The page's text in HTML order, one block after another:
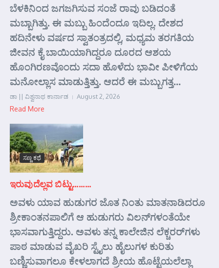
ಬೆಳಕಿನಿಂದ ಜಗಜಗಿಸುವ ಸಂಜೆ ರಾವು ಬಡಿದಂತೆ
ಮಬ್ಬಾಗಿತ್ತು. ಈ ಮಬ್ಬು ಹಿಂದೆಂದೂ ಇದಿಲ್ಲ. ದೇಶದ
ಹದಿನೇಳು ವರ್ಷದ ಸ್ವಾತಂತ್ರದಲ್ಲಿ, ಮಧ್ಯಮ ತರಗತಿಯ
ಜೀವನ ಕೈ ಬಾಯಿಯಾಗಿದ್ದರೂ ದೂರದ ಆಶಯ
ಹೊಂಗಿರಣವೊಂದು ಸದಾ ಹೊಳೆದು ಭಾವೀ ಪೀಳಿಗೆಯ
ಮನೋಲ್ಲಾಸ ಮಾಡುತ್ತಿತ್ತು. ಆದರೆ ಈ ಮಬ್ಬುಗತ್ತ...
ಡಾ || ವಿಶ್ವನಾಥ ಕಾರ್ನಾಡ August 2, 2026
Read More
ಸಣ್ಣ ಕಥೆ
ಇರುವುದೆಲ್ಲವ ಬಿಟ್ಟು………
ಅವಳು ಯಾವ ಹುಡುಗರ ಜೊತ ನಿಂತು ಮಾತನಾಡಿದರೂ
ಶ್ರೀಕಾಂತನಪಾಲಿಗೆ ಆ ಹುಡುಗರು ವಿಲನ್‌ಗಳಂತೆಯೇ
ಭಾಸವಾಗುತ್ತಿದ್ದರು. ಅವಳು ತನ್ನ ಕಾಲೇಜಿನ ಲೆಕ್ಚರರ್‌ಗಳು
ಪಾಠ ಮಾಡುವ ವೈಖರಿ ಸ್ಟೈಲು ಹೈಲುಗಳ ಕುರಿತು
ಬಣ್ಣಿಸುವಾಗಲೂ ಕೇಳಲಾಗದೆ ಶ್ರೀಯ ಹೊಟ್ಟೆಯಲೆಲ್ಲಾ